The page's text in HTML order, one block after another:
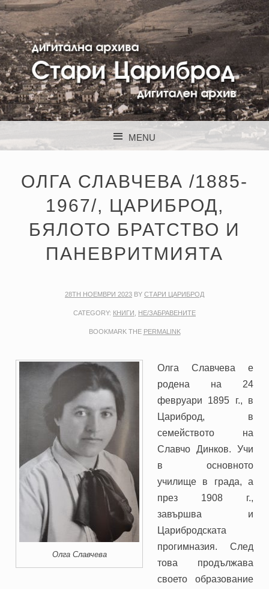
STARI CARIBROD
MENU
ОЛГА СЛАВЧЕВА /1885-
1967/, ЦАРИБРОД,
БЯЛОТО БРАТСТВО И
ПАНЕВРИТМИЯТА
28TH НОЕМВРИ 2023 BY СТАРИ ЦАРИБРОД
CATEGORY: КНИГИ НЕ/ЗАБРАВЕНИТЕ
BOOKMARK THE PERMALINK
Олга Славчева
Олга Славчева е
родена на 24
февруари 1895 г., в
Цариброд, в
семейството на
Славчо Динков. Учи
в основното
училище в града, а
през 1908 г.,
завършва и
Царибродската
прогимназия. След
това продължава
своето образование